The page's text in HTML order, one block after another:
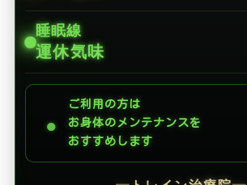
睡眠線
運休気味
●
ご利用の方は
お身体のメンテナンスを
おすすめします